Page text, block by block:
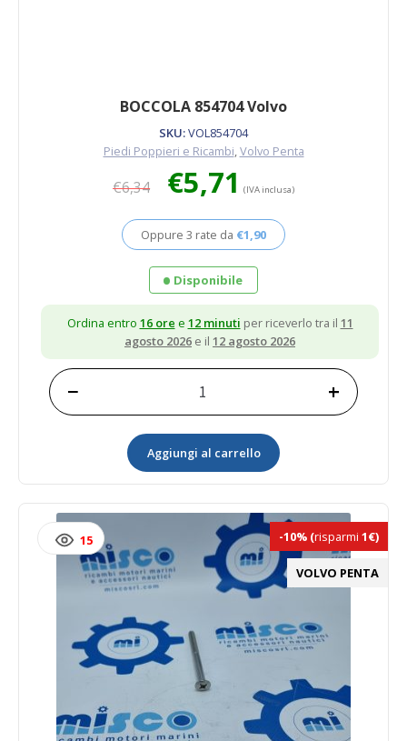
BOCCOLA 854704 Volvo
SKU:VOL854704
Piedi Poppieri e Ricambi,Volvo Penta
€6,34
prezzo
era:
€6,34.
€5,71 prezzo
è:
€5,71.
(IVA inclusa)
Oppure 3 rate da €1,90
Disponibile
Ordina entro 16 ore e 12 minuti per riceverlo tra il 11
agosto 2026 e il 12 agosto 2026
BOCCOLA
854704
− +
Aggiungi al carrello
VOLVO PENTA
-10% (risparmi 1€)
15